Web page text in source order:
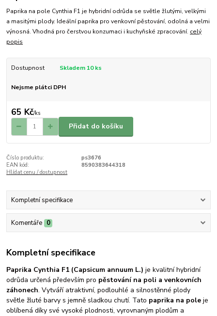
Paprika na pole Cynthia F1 je hybridní odrůda se světle žlutými, velkými
a masitými plody. Ideální paprika pro venkovní pěstování, odolná a velmi
výnosná. Vhodná pro čerstvou konzumaci i kuchyňské zpracování. celý
popis
Dostupnost Skladem 10 ks
Nejsme plátci DPH
65 Kč/ks
Přidat do košíku
Číslo produktu:
ps3676
EAN kód:
8590383644318
Hlídat cenu / dostupnost
Kompletní specifikace
Komentáře 0
Kompletní specifikace
Paprika Cynthia F1 (Capsicum annuum L.) je kvalitní hybridní
odrůda určená především pro pěstování na poli a venkovních
záhonech. Vytváří atraktivní, podlouhlé a silnostěnné plody
světle žluté barvy s jemně sladkou chutí. Tato paprika na pole je
oblíbená díky své vysoké plodnosti, vyrovnaným plodům a